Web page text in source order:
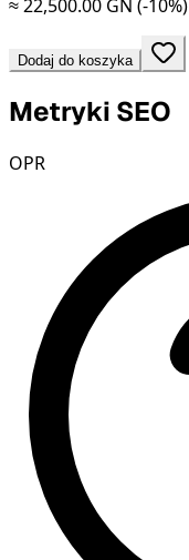
≈ 22,500.00 GN (-10%)
Dodaj do koszyka
Metryki SEO
OPR